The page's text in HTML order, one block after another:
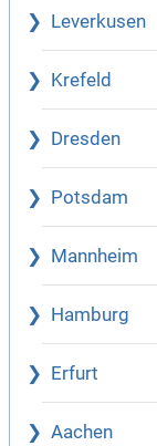
Leverkusen
Krefeld
Dresden
Potsdam
Mannheim
Hamburg
Erfurt
Aachen